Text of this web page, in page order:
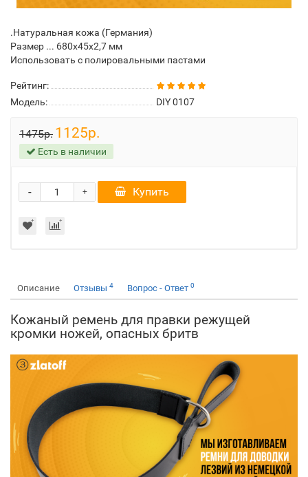
.Натуральная кожа (Германия)
Размер ... 680х45х2,7 мм
Использовать с полировальными пастами
Рейтинг:
Модель:
DIY 0107
1475р. 1125р.
Есть в наличии
+
- Купить
Описание Отзывы 4 Вопрос - Ответ 0
Кожаный ремень для правки режущей
кромки ножей, опасных бритв